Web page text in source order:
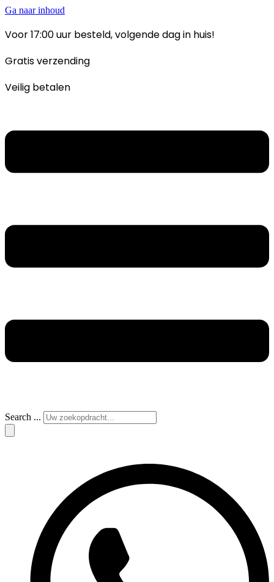
Ga naar inhoud
Voor 17:00 uur besteld, volgende dag in huis!
Gratis verzending
Veilig betalen
Search ...